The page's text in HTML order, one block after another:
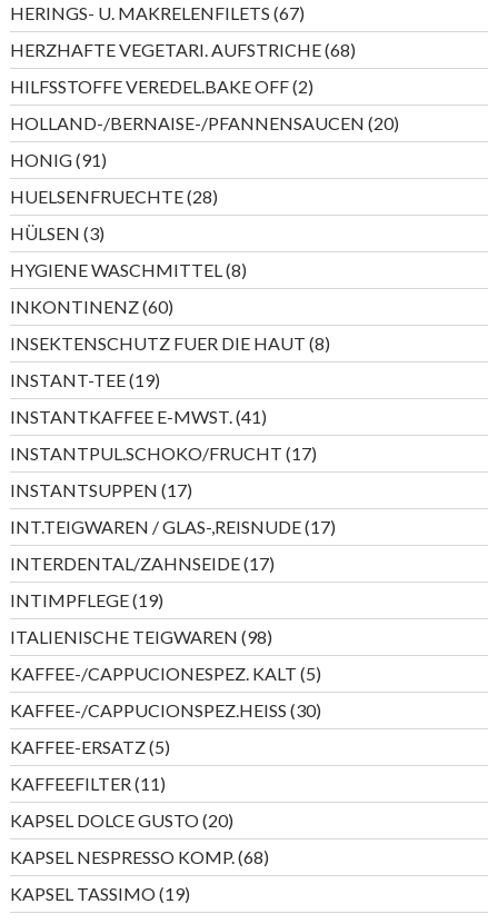
HERINGS- U. MAKRELENFILETS 6767
Produkte
HERZHAFTE VEGETARI. AUFSTRICHE 6868
Produkte
HILFSSTOFFE VEREDEL.BAKE OFF 22
Produkte
HOLLAND-/BERNAISE-/PFANNENSAUCEN 2020
Produkte
HONIG 9191
Produkte
HUELSENFRUECHTE 2828
Produkte
HÜLSEN 33
Produkte
HYGIENE WASCHMITTEL 88
Produkte
INKONTINENZ 6060
Produkte
INSEKTENSCHUTZ FUER DIE HAUT 88
Produkte
INSTANT-TEE 1919
Produkte
INSTANTKAFFEE E-MWST. 4141
Produkte
INSTANTPUL.SCHOKO/FRUCHT 1717
Produkte
INSTANTSUPPEN 1717
Produkte
INT.TEIGWAREN / GLAS-,REISNUDE 1717
Produkte
INTERDENTAL/ZAHNSEIDE 1717
Produkte
INTIMPFLEGE 1919
Produkte
ITALIENISCHE TEIGWAREN 9898
Produkte
KAFFEE-/CAPPUCIONESPEZ. KALT 55
Produkte
KAFFEE-/CAPPUCIONSPEZ.HEISS 3030
Produkte
KAFFEE-ERSATZ 55
Produkte
KAFFEEFILTER 1111
Produkte
KAPSEL DOLCE GUSTO 2020
Produkte
KAPSEL NESPRESSO KOMP. 6868
Produkte
KAPSEL TASSIMO 1919
Produkte